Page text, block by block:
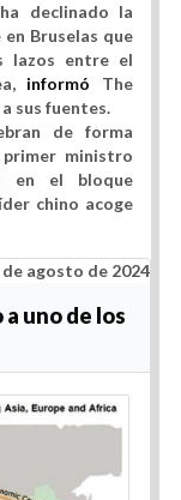
declinado la
Bruselas que
lazos entre el
informó The
sus fuentes.
de forma
ministro
en el bloque
chino acoge
de agosto de 2024
uno de los